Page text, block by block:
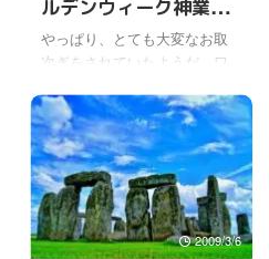
遊んでばかりで、勉強しなき
ゃいけないから、遊びに誘わ
ないでねと友達から言われた
も平均よりちょっと下くらい
の成績で済んでいたのは、も
っと遊んでいる子がたくさん
いたおか ...
ルデンウィーク神業、
深見東州先生のお話
やっぱり、とても大変なお取
次ぎをされていたようだ。ワ
祈祷会だけど。 そして、その
前後にお話をたっぷりとされ
ていて、それを後からワール
ドメイトの支部で見ることが
できた。 困難を乗り越えて復
活するときに御魂の輝きがあ
り、神なるものがある、とい
2009/3/6